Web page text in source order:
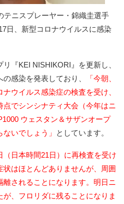
テニスプレーヤー・錦織圭選手
日、新型コロナウイルスに感染
『KEI NISHIKORI』を更新し、
感染を発表しており、
「今朝、
ウイルス感染症の検査を受け、
でシンシナティ大会（今年はニ
ウェスタン＆サザンオープ
いでしょう」
としています。
（日本時間21日）に再検査を受け
状はほとんどありませんが、周囲
されることになります。明日ニ
が、フロリダに残ることになりま